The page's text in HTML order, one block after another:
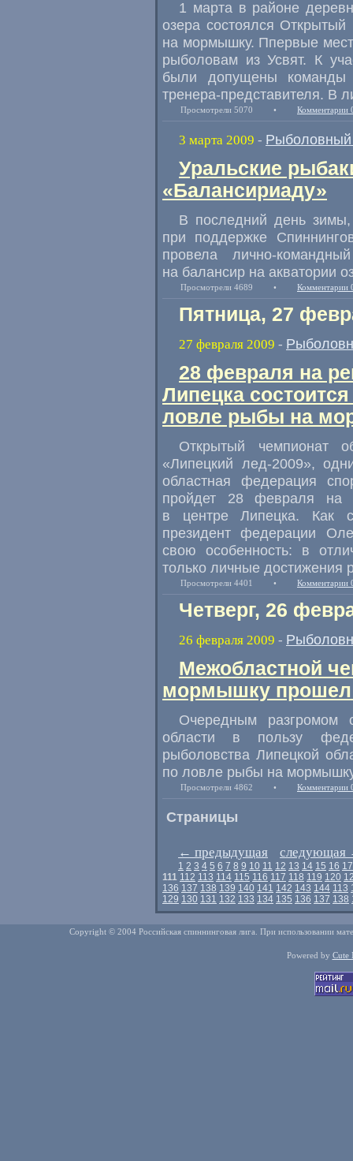
1 марта в районе
озера состоялся
на мормышку. Ппервые
рыболовам из Усвят. К
были допущены команды
тренера-представителя. В
Просмотрели 5070 • Комментарии
3 марта 2009 - Рыболовный
Уральские
«Балансириаду»
В последний день
при поддержке
провела лично-
на балансир на акватории
Просмотрели 4689 • Комментарии
Пятница, 27
27 февраля 2009 -
28 февраля на
Липецка
ловле рыбы на
Открытый чемпионат
«Липецкий лед-2009»,
областная федерация
пройдет 28 февраля на
в центре Липецка. Как
президент федерации
свою особенность: в
только личные достижения
Просмотрели 4401 • Комментарии
Четверг, 26
26 февраля 2009 -
Межобластной
мормышку прошел
Очередным разгромом
области в пользу
рыболовства Липецкой
по ловле рыбы на
Просмотрели 4862 • Комментарии
Страницы
← предыдущая следующая
1 2 3 4 5 6 7 8 9 10 11 12 13 14 15 16 17
111 112 113 114 115 116 117 118 119 120
136 137 138 139 140 141 142 143 144 113
129 130 131 132 133 134 135 136 137 138
Copyright © 2004 Российская спиннинговая лига. При использовании
Powered by Cute